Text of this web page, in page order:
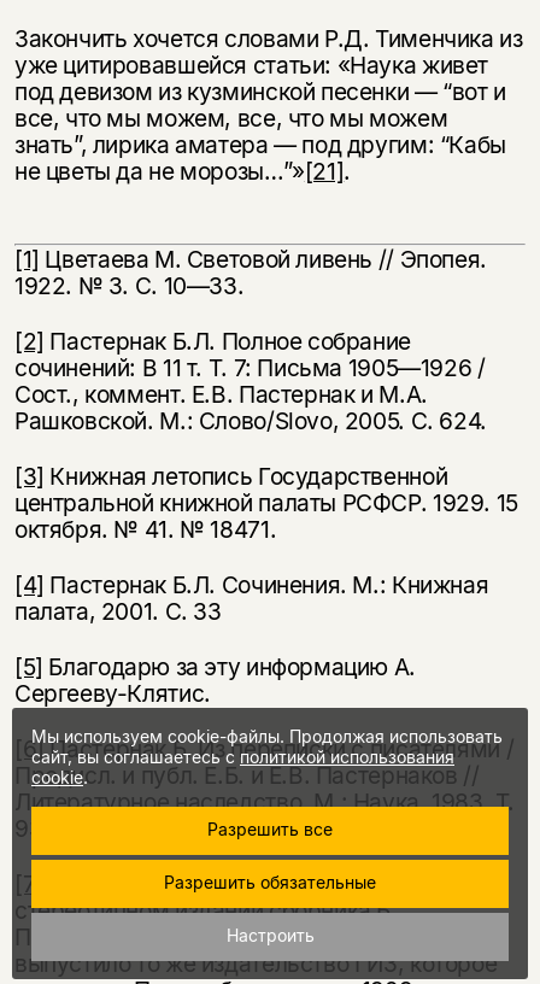
Закончить хочется словами Р.Д. Тименчика из
уже цитировавшейся статьи: «Наука живет
под девизом из кузминской песенки — “вот и
все, что мы можем, все, что мы можем
знать”, лирика аматера — под другим: “Кабы
не цветы да не морозы…”»[21].
[1] Цветаева М. Световой ливень // Эпопея.
1922. № 3. С. 10—33.
[2] Пастернак Б.Л. Полное собрание
сочинений: В 11 т. Т. 7: Письма 1905—1926 /
Сост., коммент. Е.В. Пастернак и М.А.
Рашковской. М.: Слово/Slovo, 2005. С. 624.
[3] Книжная летопись Государственной
центральной книжной палаты РСФСР. 1929. 15
ок­тября. № 41. № 18471.
[4] Пастернак Б.Л. Сочинения. М.: Книжная
палата, 2001. С. 33
[5] Благодарю за эту информацию А.
Сергееву-Клятис.
[6]Пастернак Б. Из переписки с писателями /
Предисл. и публ. Е.Б. и Е.В. Пастернаков //
Литературное наследство. М.: Наука, 1983. Т.
93. С. 727.
[7]
Там же. С. 680—681. Речь идет о втором,
стереотипном издании сборника Б.
Пастернака «Из двух книг», которое в 1930 г.
выпустило то же издательство ГИЗ, которое
Мы используем cookie-файлы. Продолжая использовать
сайт, вы соглашаетесь с политикой использования
cookie.
Разрешить все
Разрешить обязательные
Настроить